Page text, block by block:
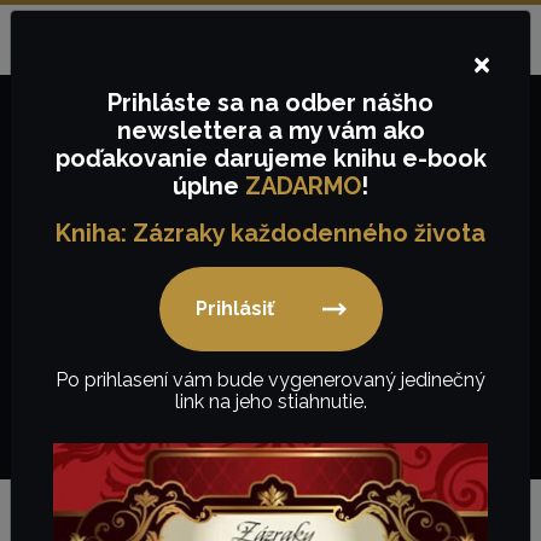
0,00€
Realizácie
×
Prihláste sa na odber nášho
newsletteraa my vám ako
poďakovanie darujeme knihu e-book
úplne ZADARMO!
Kniha: Zázraky každodenného života
Prihlásiť
Po prihlasení vám bude vygenerovaný jedinečný
link na jeho stiahnutie.